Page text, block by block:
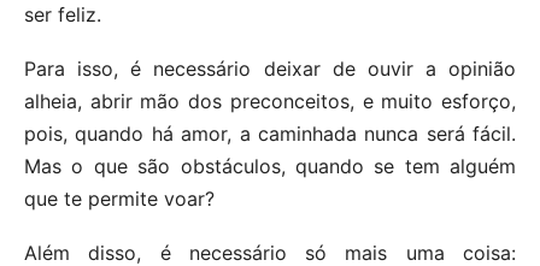
ser feliz.
Para isso, é necessário deixar de ouvir a opinião
alheia, abrir mão dos preconceitos, e muito esforço,
pois, quando há amor, a caminhada nunca será fácil.
Mas o que são obstáculos, quando se tem alguém
que te permite voar?
Além disso, é necessário só mais uma coisa: